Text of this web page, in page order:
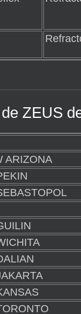
ZEUS
ARIZONA